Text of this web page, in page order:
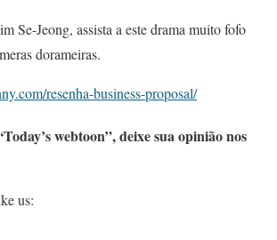
Se-Jeong, assista a este drama muito fofo
dorameiras.
resenha-business-proposal/
webtoon”, deixe sua opinião nos
us: